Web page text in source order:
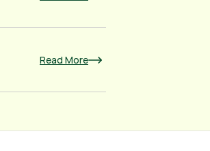
Read More